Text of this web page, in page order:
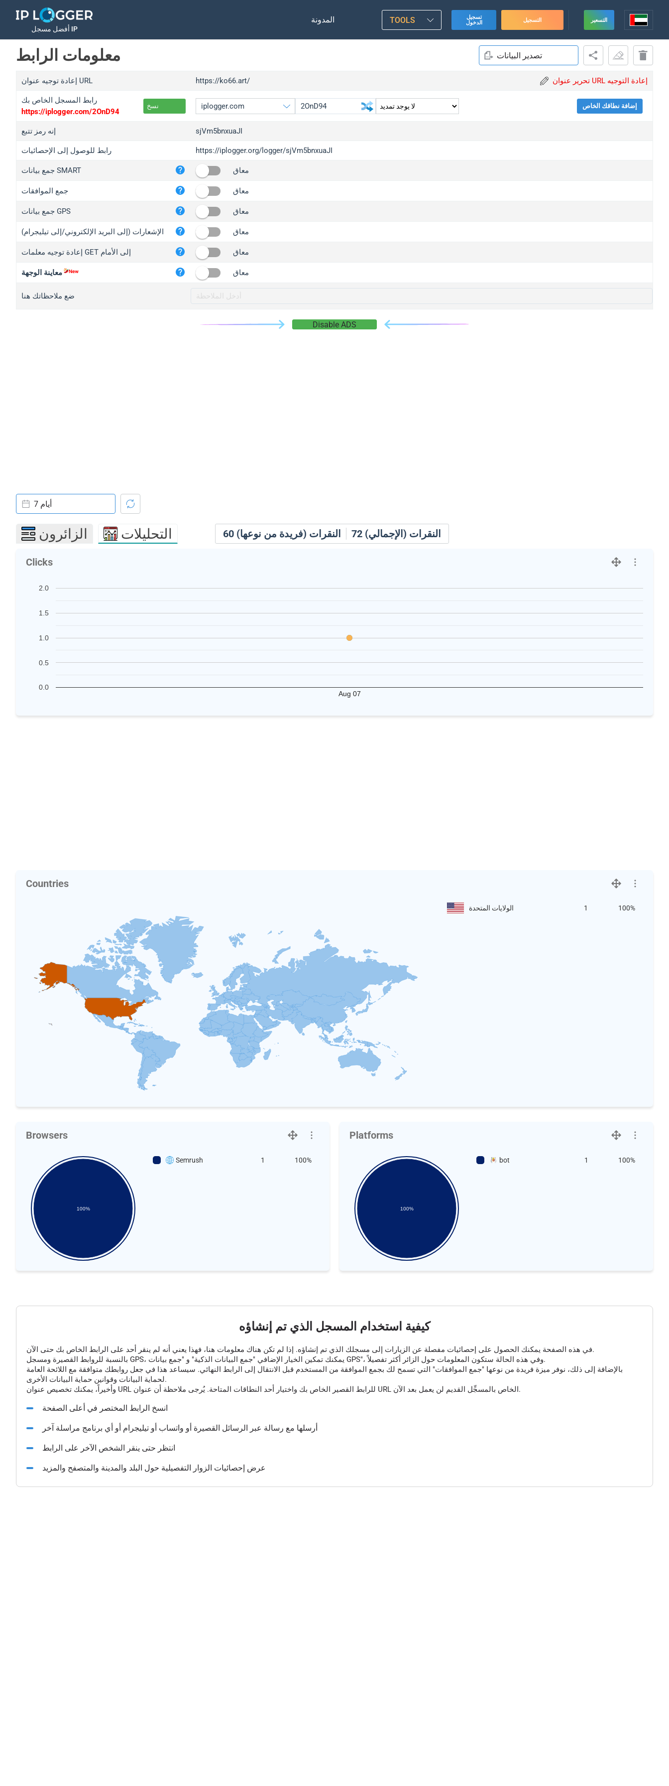
أفضل مسجل IP
المدونة TOOLS
تسجيل
الدخول
التسجيل التسعير
معلومات الرابط تصدير البيانات
إعادة توجيه عنوان URL https://ko66.art/ تحرير عنوان URL إعادة التوجيه
رابط المسجل الخاص بك
https://iplogger.com/2OnD94
نسخ
iplogger.org
wl.gl
ed.tc
iplogger.com
iplogger.co
2no.co
yip.su
iplogger.info
إضافة نطاقك الخاص
إنه رمز تتبع sjVm5bnxuaJI
رابط للوصول إلى الإحصائيات https://iplogger.org/logger/sjVm5bnxuaJI
جمع بيانات SMART معاق
جمع الموافقات معاق
جمع بيانات GPS معاق
الإشعارات (إلى البريد الإلكتروني/إلى تيليجرام) معاق
إعادة توجيه معلمات GET إلى الأمام معاق
معاينة الوجهة معاق
ضع ملاحظاتك هنا
Disable ADS
60 النقرات (فريدة من نوعها) 72 النقرات (الإجمالي)
7 أيام
الزائرون التحليلات
Clicks
Aug 07
0.0
0.5
1.0
1.5
2.0
Countries
الولايات المتحدة 1 100%
Browsers
100%
Semrush 1 100%
Platforms
100%
bot 1 100%
كيفية استخدام المسجل الذي تم إنشاؤه
في هذه الصفحة يمكنك الحصول على إحصائيات مفصلة عن الزيارات إلى مسجلك الذي تم إنشاؤه. إذا لم تكن هناك معلومات هنا، فهذا يعني أنه لم ينقر أحد على الرابط الخاص بك حتى الآن.
بالنسبة للروابط القصيرة ومسجل GPS، يمكنك تمكين الخيار الإضافي "جمع البيانات الذكية" و "جمع بيانات GPS"، وفي هذه الحالة ستكون المعلومات حول الزائر أكثر تفصيلاً.
بالإضافة إلى ذلك، نوفر ميزة فريدة من نوعها "جمع الموافقات" التي تسمح لك بجمع الموافقة من المستخدم قبل الانتقال إلى الرابط النهائي. سيساعد هذا في جعل روابطك متوافقة مع اللائحة العامة
لحماية البيانات وقوانين حماية البيانات الأخرى.
وأخيراً، يمكنك تخصيص عنوان URL للرابط القصير الخاص بك واختيار أحد النطاقات المتاحة. يُرجى ملاحظة أن عنوان URL الخاص بالمسجِّل القديم لن يعمل بعد الآن.
انسخ الرابط المختصر في أعلى الصفحة
أرسلها مع رسالة عبر الرسائل القصيرة أو واتساب أو تيليجرام أو أي برنامج مراسلة آخر
انتظر حتى ينقر الشخص الآخر على الرابط
عرض إحصائيات الزوار التفصيلية حول البلد والمدينة والمتصفح والمزيد